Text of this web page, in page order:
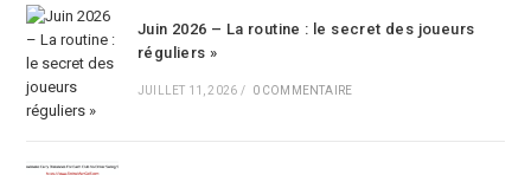
Juin 2026 – La routine : le secret des joueurs
réguliers »
JUILLET 11, 2026 / 0 COMMENTAIRE